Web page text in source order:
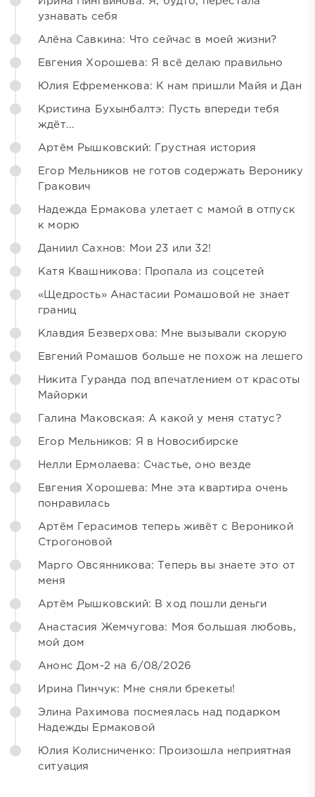
узнавать себя
Алёна Савкина: Что сейчас в моей жизни?
Евгения Хорошева: Я всё делаю правильно
Юлия Ефременкова: К нам пришли Майя и Дан
Кристина Бухынбалтэ: Пусть впереди тебя
ждёт...
Артём Рышковский: Грустная история
Егор Мельников не готов содержать Веронику
Гракович
Надежда Ермакова улетает с мамой в отпуск
к морю
Даниил Сахнов: Мои 23 или 32!
Катя Квашникова: Пропала из соцсетей
«Щедрость» Анастасии Ромашовой не знает
границ
Клавдия Безверхова: Мне вызывали скорую
Евгений Ромашов больше не похож на лешего
Никита Гуранда под впечатлением от красоты
Майорки
Галина Маковская: А какой у меня статус?
Егор Мельников: Я в Новосибирске
Нелли Ермолаева: Счастье, оно везде
Евгения Хорошева: Мне эта квартира очень
понравилась
Артём Герасимов теперь живёт с Вероникой
Строгоновой
Марго Овсянникова: Теперь вы знаете это от
меня
Артём Рышковский: В ход пошли деньги
Анастасия Жемчугова: Моя большая любовь,
мой дом
Анонс Дом-2 на 6/08/2026
Ирина Пинчук: Мне сняли брекеты!
Элина Рахимова посмеялась над подарком
Надежды Ермаковой
Юлия Колисниченко: Произошла неприятная
ситуация